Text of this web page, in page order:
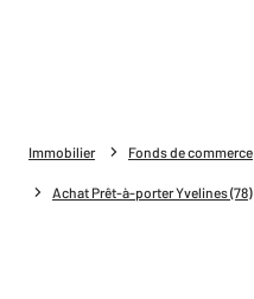
Immobilier Fonds de commerce
Achat Prêt-à-porter Yvelines (78)